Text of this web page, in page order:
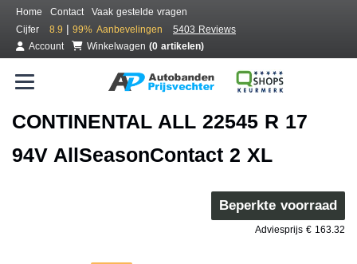
Home Contact
Vaak gestelde vragen
Cijfer
8.9 | 99% Aanbevelingen
5403 Reviews
Account
Winkelwagen (0 artikelen)
CONTINENTAL ALL 22545 R 17
94V AllSeasonContact 2 XL
Beperkte voorraad
Adviesprijs € 163.32